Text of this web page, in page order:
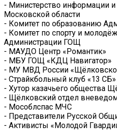
- Министерство информации
Московской области
- Комитет по образованию
- Комитет по спорту и
Администрации ГОЩ
- МАУДО Центр «Романтик»
- МБУ ГОЩ «КДЦ Навигатор»
- МУ МВД России
- Страйкбольный клуб «13 СБ»
- Хутор казачьего общества
- Щёлковский отдел
- Мособлспас МЧС
- Представители Русской
- Активисты «Молодой